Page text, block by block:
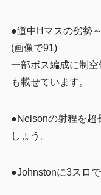
●道中Hマスの劣勢
(画像で91)
一部ボス編成に制
も載せています。
●Nelsonの射程を超
しょう。
●Johnstonに3スロ